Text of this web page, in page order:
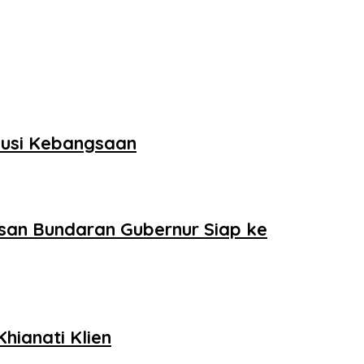
Kebangsaan
Bundaran Gubernur Siap ke
Klien